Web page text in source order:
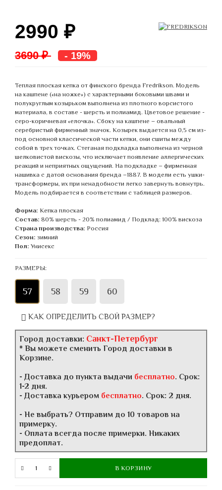
2990 ₽
3690 ₽ - 19%
Теплая плоская кепка от финского бренда Fredrikson. Модель
на кашпене («на ножке») с характерными боковыми швами и
полукруглым козырьком выполнена из плотного ворсистого
материала, в составе - шерсть и полиамид. Цветовое решение -
серо-коричневая «елочка». Сбоку на кашпене – овальный
серебристый фирменный значок. Козырек выдается на 0,5 см из-
под основной классической части кепки, они сшиты между
собой в трех точках. Стеганая подкладка выполнена из черной
шелковистой вискозы, что исключает появление аллергических
реакций и неприятных ощущений. На подкладке – фирменная
нашивка с датой основания бренда –1887. В модели есть ушки-
трансформеры, их при ненадобности легко завернуть вовнутрь.
Модель подбирается в соответствии с таблицей размеров.
Форма: Кепка плоская
Состав: 80% шерсть - 20% полиамид / Подклад: 100% вискоза
Страна производства: Россия
Сезон: зимний
Пол: Унисекс
РАЗМЕРЫ:
57 58 59 60
КАК ОПРЕДЕЛИТЬ СВОЙ РАЗМЕР?
Город доставки: Санкт-Петербург
* Вы можете сменить Город доставки в
Корзине.
- Доставка до пункта выдачи бесплатно. Срок:
1-2 дня.
- Доставка курьером бесплатно. Срок: 2 дня.
- Не выбрать? Отправим до 10 товаров на
примерку.
- Оплата всегда после примерки. Никаких
предоплат.
В КОРЗИНУ